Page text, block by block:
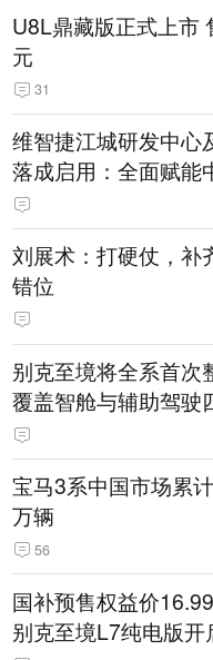
U8L鼎藏版正式上市
元
31
维智捷江城研发中心
落成启用：全面赋能
刘展术：打硬仗，补
错位
别克至境将全系首次
覆盖智舱与辅助驾驶
宝马3系中国市场累
万辆
56
国补预售权益价
别克至境L7纯电版开